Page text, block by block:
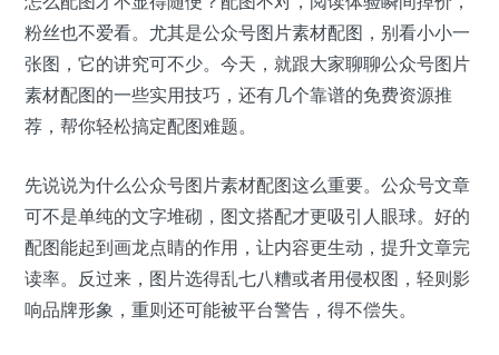
粉丝也不爱看。尤其是公众号图片素材配图，别看小小一
张图，它的讲究可不少。今天，就跟大家聊聊公众号图片
素材配图的一些实用技巧，还有几个靠谱的免费资源推
荐，帮你轻松搞定配图难题。
先说说为什么公众号图片素材配图这么重要。公众号文章
可不是单纯的文字堆砌，图文搭配才更吸引人眼球。好的
配图能起到画龙点睛的作用，让内容更生动，提升文章完
读率。反过来，图片选得乱七八糟或者用侵权图，轻则影
响品牌形象，重则还可能被平台警告，得不偿失。